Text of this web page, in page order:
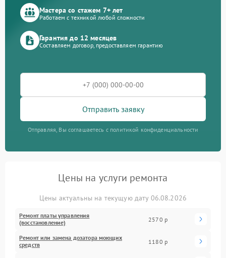
Мастера со стажем 7+ лет
Работаем с техникой любой сложности
Гарантия до 12 месяцев
Составляем договор, предоставляем гарантию
Отправить заявку
Отправляя, Вы соглашаетесь с политикой конфиденциальности
Цены на услуги ремонта
Цены актуальны на текущую дату 06.08.2026
Ремонт платы управления
(восстановление)
2570 р
Ремонт или замена дозатора моющих
средств
1180 р